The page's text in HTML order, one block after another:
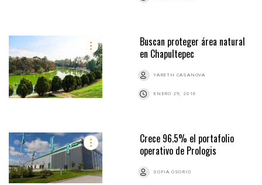
Buscan proteger área natural
en Chapultepec
YARETH CASANOVA
ENERO 29, 2016
Crece 96.5% el portafolio
operativo de Prologis
SOFIA OSORIO